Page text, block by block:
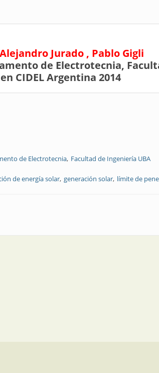
Jurado , Pablo Gigli
de Electrotecnia,
CIDEL Argentina 2014
de Electrotecnia Facultad de Ingeniería UBA
de energía solar generación solar límite de
con alta penetración de generación de